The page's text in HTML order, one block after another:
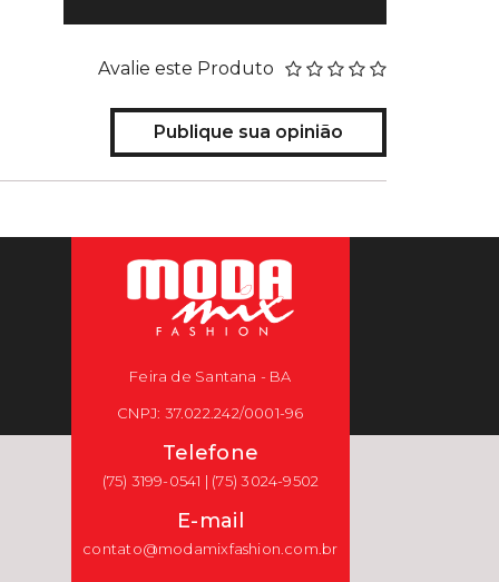
Avalie este Produto
Publique sua opinião
Feira de Santana - BA
CNPJ: 37.022.242/0001-96
Telefone
(75) 3199-0541 | (75) 3024-9502
E-mail
contato@modamixfashion.com.br